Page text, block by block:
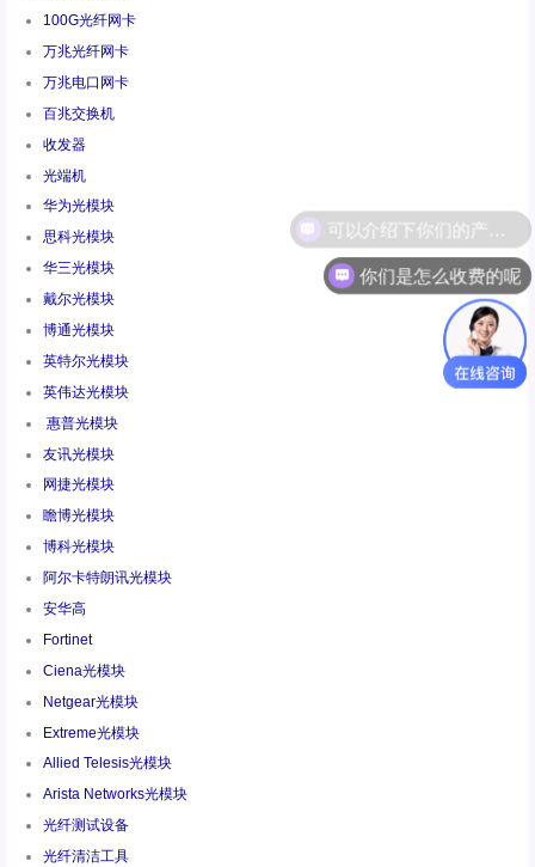
100G光纤网卡
万兆光纤网卡
万兆电口网卡
百兆交换机
收发器
光端机
华为光模块
思科光模块
华三光模块
戴尔光模块
博通光模块
英特尔光模块
英伟达光模块
惠普光模块
友讯光模块
网捷光模块
瞻博光模块
博科光模块
阿尔卡特朗讯光模块
安华高
Fortinet
Ciena光模块
Netgear光模块
Extreme光模块
Allied Telesis光模块
Arista Networks光模块
光纤测试设备
光纤清洁工具
你们是怎么收费的呢